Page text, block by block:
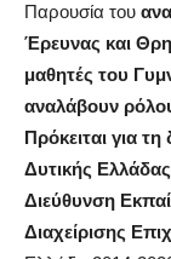
Παρουσία του
Έρευνας και
μαθητές του
αναλάβουν
Πρόκειται για
Δυτικής Ελλάδας
Διεύθυνση
Διαχείρισης